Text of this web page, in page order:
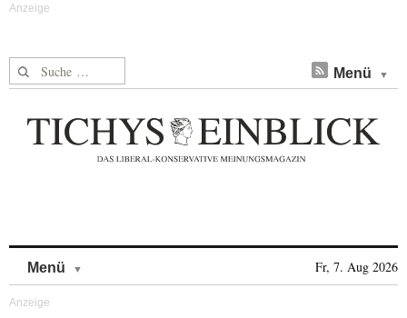
Suche nach: Menü
Menü Fr, 7. Aug 2026